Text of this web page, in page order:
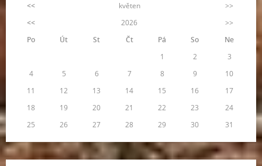
<< květen
>>
<<
2026
>>
Po
Út St Čt Pá So
Ne
1
2
3
4
5 6 7 8 9
10
11
12 13 14 15 16
17
18
19 20 21 22 23
24
25
26 27 28 29 30 31